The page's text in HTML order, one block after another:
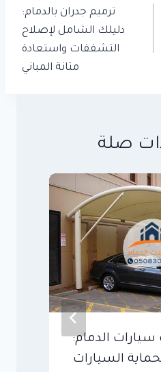
ترميم جدران بالدمام:
دليلك الشامل لإصلاح
التشققات واستعادة
متانة المباني
صلة
الدمام:
السيارات